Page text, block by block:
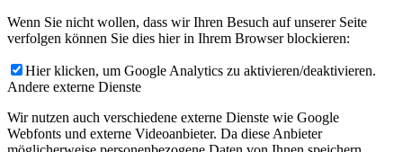
Wenn Sie nicht wollen, dass wir Ihren Besuch auf unserer Seite
verfolgen können Sie dies hier in Ihrem Browser blockieren:
Hier klicken, um Google Analytics zu aktivieren/deaktivieren.
Andere externe Dienste
Wir nutzen auch verschiedene externe Dienste wie Google
Webfonts und externe Videoanbieter. Da diese Anbieter